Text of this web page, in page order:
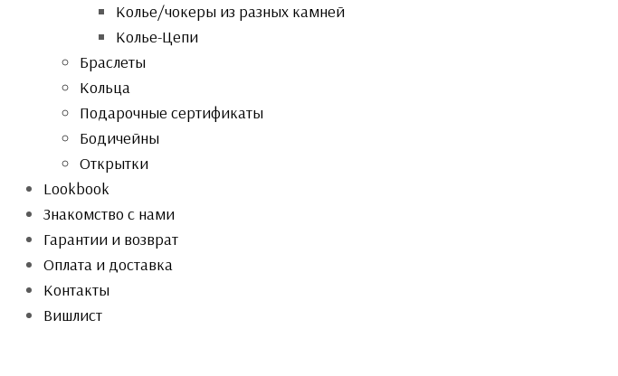
Колье/чокеры из разных камней
Колье-Цепи
Браслеты
Кольца
Подарочные сертификаты
Бодичейны
Открытки
Lookbook
Знакомство с нами
Гарантии и возврат
Оплата и доставка
Контакты
Вишлист